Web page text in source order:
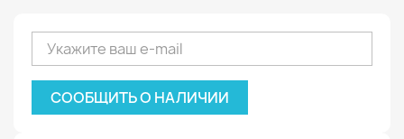
СООБЩИТЬ О НАЛИЧИИ